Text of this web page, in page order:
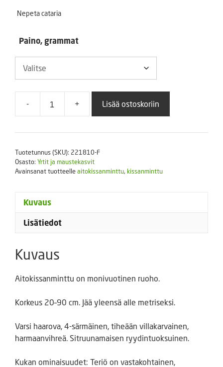
Nepeta cataria
Paino, grammat
-
Aitokissanminttu
pakkauskoot)
+ Lisää ostoskoriin
Tuotetunnus (SKU): 221810-F
Osasto: Yrtit ja maustekasvit
Avainsanat tuotteelleaitokissanminttu, kissanminttu
Kuvaus
Lisätiedot
Kuvaus
Aitokissanminttu on monivuotinen ruoho.
Korkeus 20–90 cm. Jää yleensä alle metriseksi.
Varsi haarova, 4-särmäinen, tiheään villakarvainen,
harmaanvihreä. Sitruunamaisen ryydintuoksuinen.
Kukan ominaisuudet: Teriö on vastakohtainen,